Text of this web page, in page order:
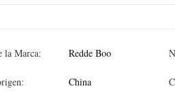
la Marca: Redde Boo
China